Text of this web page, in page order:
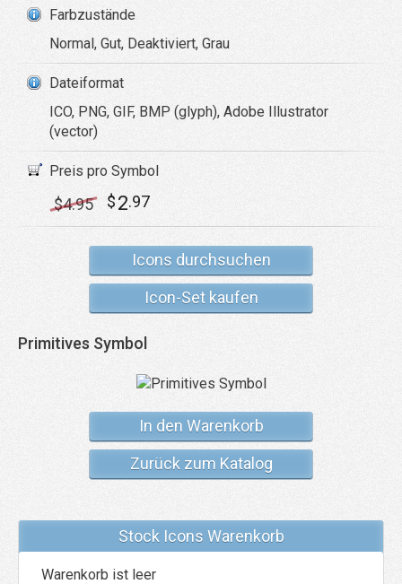
Farbzustände
Normal, Gut, Deaktiviert, Grau
Dateiformat
ICO, PNG, GIF, BMP (glyph), Adobe Illustrator
(vector)
Preis pro Symbol
$4.95 $2.97
Icons durchsuchen
Icon-Set kaufen
Primitives Symbol
In den Warenkorb
Zurück zum Katalog
Stock Icons Warenkorb
Warenkorb ist leer